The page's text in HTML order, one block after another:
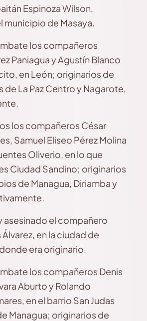
Espinoza Wilson,
municipio de Masaya.
los compañeros
Paniagua y Agustín Blanco
en León; originarios de
de La Paz Centro y Nagarote,
los compañeros César
Samuel Eliseo Pérez Molina
Oliverio, en lo que
Ciudad Sandino; originarios
de Managua, Diriamba y
asesinado el compañero
en la ciudad de
era originario.
los compañeros Denis
Aburto y Rolando
en el barrio San Judas
Managua; originarios de